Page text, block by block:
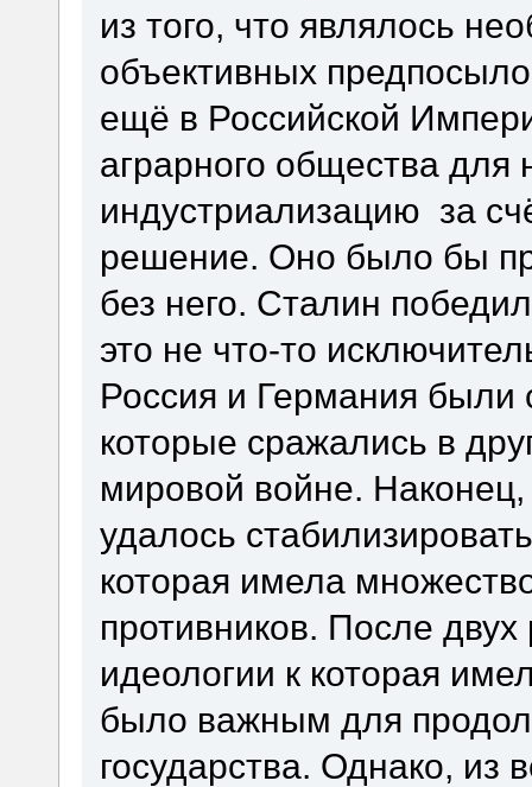
из того, что являлось
объективных
ещё в Российской
аграрного общества для
индустриализацию за
решение. Оно было бы
без него. Сталин
это не что-то
Россия и Германия были
которые сражались в
мировой войне. Наконец,
удалось
которая имела
противников. После
идеологии к которая
было важным для
государства. Однако, из